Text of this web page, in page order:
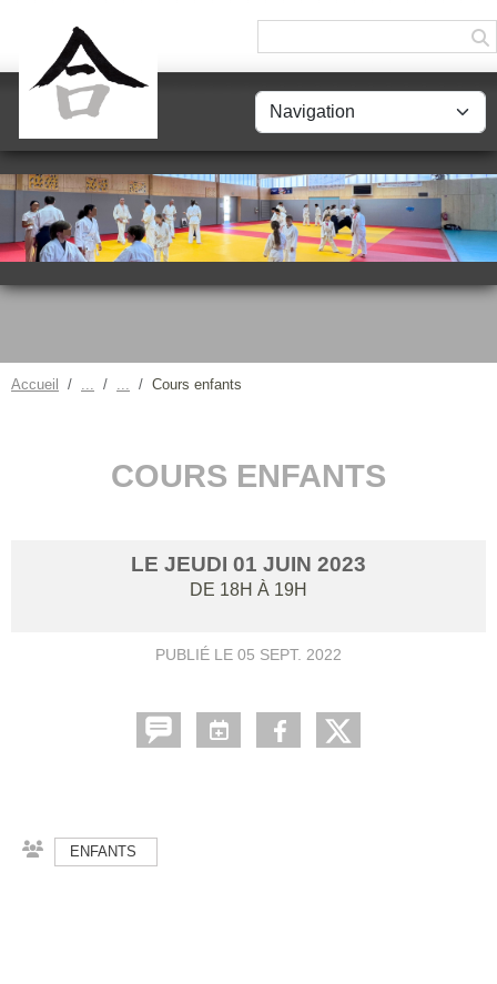
Accueil Cours enfants
COURS ENFANTS
LE JEUDI 01 JUIN 2023
DE 18H À 19H
PUBLIÉ LE 05 SEPT. 2022
ENFANTS